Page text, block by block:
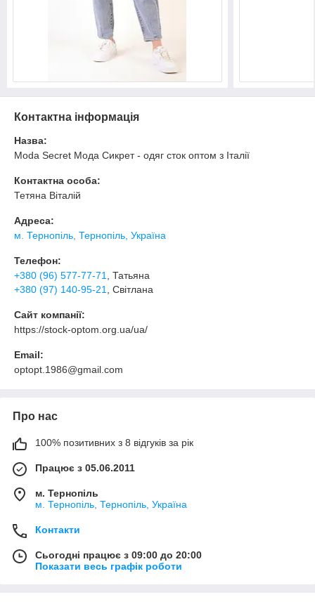
Контактна інформація
Назва:
Moda Secret Мода Сикрет - одяг сток оптом з Італії
Контактна особа:
Тетяна Віталій
Адреса:
м. Тернопіль, Тернопіль, Україна
Телефон:
+380 (96) 577-77-71
, Татьяна
+380 (97) 140-95-21
, Світлана
Сайт компанії:
https://stock-optom.org.ua/ua/
Email:
optopt.1986@gmail.com
Про нас
100% позитивних з 8 відгуків за рік
Працює з 05.06.2011
м. Тернопіль
м. Тернопіль, Тернопіль, Україна
Контакти
Сьогодні працює з 09:00 до 20:00
Показати весь графік роботи